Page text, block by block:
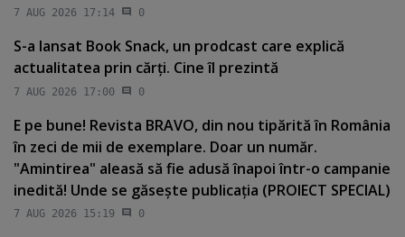
7 AUG 2026 17:14 0
S-a lansat Book Snack, un prodcast care explică
actualitatea prin cărţi. Cine îl prezintă
7 AUG 2026 17:00 0
E pe bune! Revista BRAVO, din nou tipărită în România
în zeci de mii de exemplare. Doar un număr.
"Amintirea" aleasă să fie adusă înapoi într-o campanie
inedită! Unde se găseşte publicaţia (PROIECT SPECIAL)
7 AUG 2026 15:19 0